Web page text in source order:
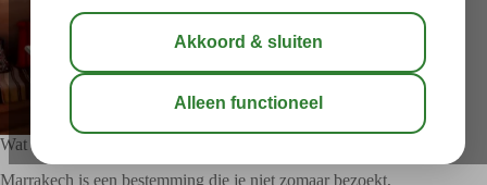
Wat te doen in Marrakech? 10 tips!
Marrakech is een bestemming die je niet zomaar bezoekt,